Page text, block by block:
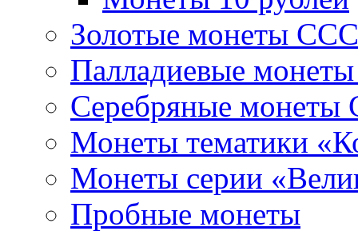
Золотые монеты
Палладиевые
Серебряные монеты
Монеты тематики
Монеты серии
Пробные монеты